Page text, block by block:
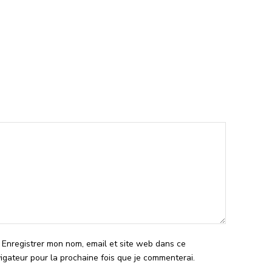
Enregistrer mon nom, email et site web dans ce
pour la prochaine fois que je commenterai.